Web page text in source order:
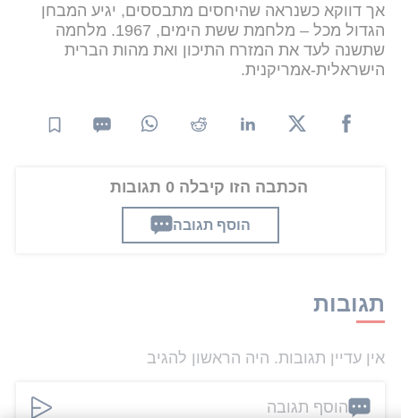
אך דווקא כשנראה שהיחסים מתבססים, יגיע המבחן
הגדול מכל – מלחמת ששת הימים, 1967. מלחמה
שתשנה לעד את המזרח התיכון ואת מהות הברית
הישראלית-אמריקנית.
הכתבה הזו קיבלה 0 תגובות
הוסף תגובה
תגובות
אין עדיין תגובות. היה הראשון להגיב
הוסף תגובה